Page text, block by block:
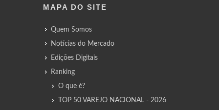
MAPA DO SITE
Quem Somos
Notícias do Mercado
Edições Digitais
Ranking
O que é?
TOP 50 VAREJO NACIONAL - 2026